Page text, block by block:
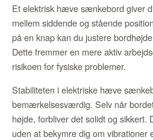
Et elektrisk hæve sænkebord giver
mellem siddende og stående
på en knap kan du justere
Dette fremmer en mere aktiv
risikoen for fysiske problemer.
Stabiliteten i elektriske hæve
bemærkelsesværdig. Selv når
højde, forbliver det solidt og sikkert.
uden at bekymre dig om vibrationer